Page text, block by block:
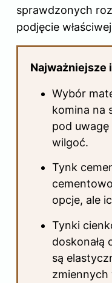
sprawdzonych
podjęcie
Najważniejsze
Wybór
komina na
pod uwagę
wilgoć.
Tynk
opcje, ale
Tynki
doskonałą
są
zmiennych